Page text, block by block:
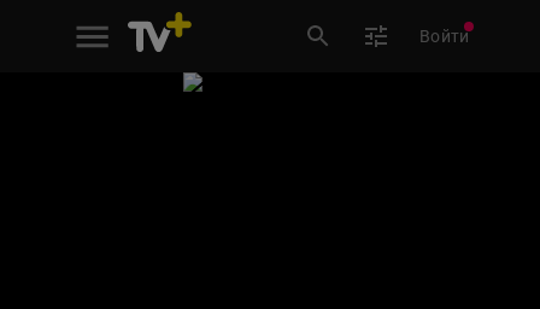
Войти